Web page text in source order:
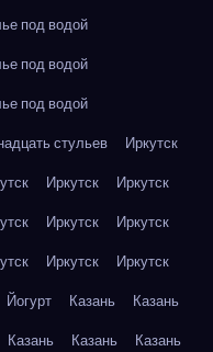
под водой
под водой
под водой
стульев
Иркутск
Иркутск
Иркутск
Иркутск
Иркутск
Иркутск
Иркутск
Йогурт Казань
Казань
Казань Казань
Казань